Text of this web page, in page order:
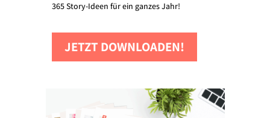
365 Story-Ideen für ein ganzes Jahr!
JETZT DOWNLOADEN!